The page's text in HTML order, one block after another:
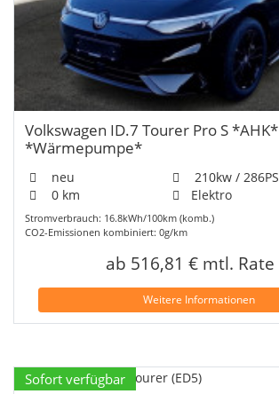
Volkswagen ID.7 Tourer Pro S *AHK*
*Wärmepumpe*
neu
210kw / 286PS
0 km
Elektro
Stromverbrauch: 16.8kWh/100km (komb.)
CO2-Emissionen kombiniert: 0g/km
ab 516,81 € mtl. Rate
Weitere Informationen
Sofort verfügbar